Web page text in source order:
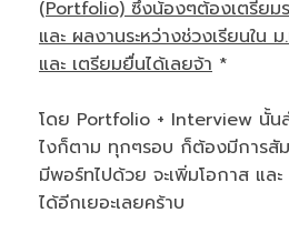
(Portfolio) ซึ่งน้องๆต้องเตรียม
และ ผลงานระหว่างช่วงเรียนใน
และ เตรียมยื่นได้เลยจ้า *
โดย Portfolio + Interview นั้น
ไงก็ตาม ทุกๆรอบ ก็ต้องมีการ
มีพอร์ทไปด้วย จะเพิ่มโอกาส และ
ได้อีกเยอะเลยคร้าบ